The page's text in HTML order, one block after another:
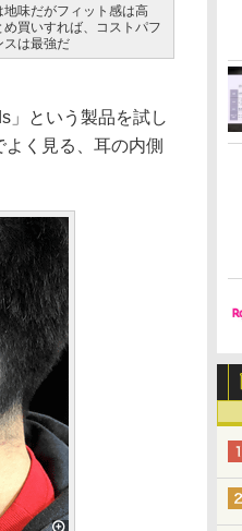
地味だがフィット感は高
め買いすれば、コストパフ
スは最強だ
」という製品を試し
く見る、耳の内側